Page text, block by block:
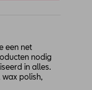
een net
nodig
in alles.
polish,